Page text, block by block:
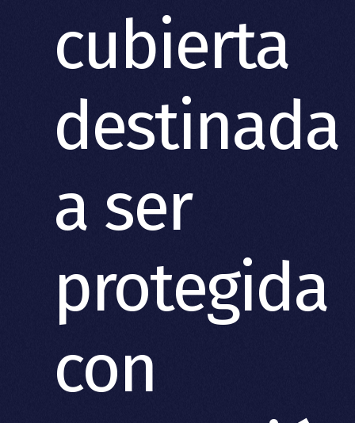
cubierta
destinada
a ser
protegida
con